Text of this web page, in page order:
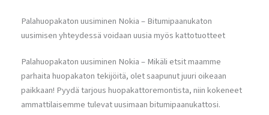
Palahuopakaton uusiminen Nokia – Bitumipaanukaton
uusimisen yhteydessä voidaan uusia myös kattotuotteet
Palahuopakaton uusiminen Nokia – Mikäli etsit maamme
parhaita huopakaton tekijöitä, olet saapunut juuri oikeaan
paikkaan! Pyydä tarjous huopakattoremontista, niin kokeneet
ammattilaisemme tulevat uusimaan bitumipaanukattosi.